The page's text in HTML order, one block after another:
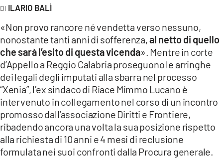
LaC
Network
LACPLAY.IT
LACTV.IT
LACONAIR.IT
LACITYMAG.IT
ILREGGINO.IT
COSENZACHANNEL.IT
ILARIO BALÌ
«Non provo rancore né vendetta verso nessuno,
nonostante tanti anni di sofferenza,al netto di quello
che sarà l’esito di questa vicenda». Mentre in corte
d’Appello a Reggio Calabria proseguono le arringhe
dei legali degli imputati alla sbarra nel processo
“Xenia”, l’ex sindaco di Riace Mimmo Lucano è
intervenuto in collegamento nel corso di un incontro
promosso dall’associazione Diritti e Frontiere,
ribadendo ancora una volta la sua posizione rispetto
alla richiesta di 10 anni e 4 mesi di reclusione
formulata nei suoi confronti dalla Procura generale.